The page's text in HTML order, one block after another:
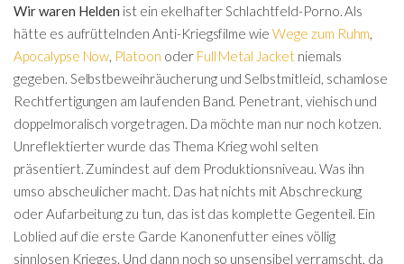
Wir waren Helden ist ein ekelhafter Schlachtfeld-Porno. Als
hätte es aufrüttelnden Anti-Kriegsfilme wieWege zum Ruhm
Apocalypse Now Platoon oder Full Metal Jacketniemals
gegeben. Selbstbeweihräucherung und Selbstmitleid, schamlose
Rechtfertigungen am laufenden Band. Penetrant, viehisch und
doppelmoralisch vorgetragen. Da möchte man nur noch kotzen.
Unreflektierter wurde das Thema Krieg wohl selten
präsentiert. Zumindest auf dem Produktionsniveau. Was ihn
umso abscheulicher macht. Das hat nichts mit Abschreckung
oder Aufarbeitung zu tun, das ist das komplette Gegenteil. Ein
Loblied auf die erste Garde Kanonenfutter eines völlig
sinnlosen Krieges. Und dann noch so unsensibel verramscht, da